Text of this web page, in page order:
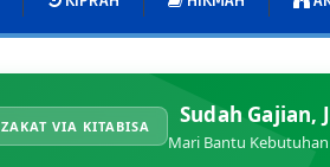
ZAKAT VIA KITABISA Sudah Gajian,
Mari Bantu